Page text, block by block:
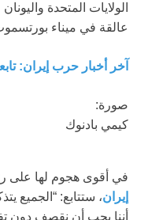
الولايات المتحدة
عالقة في ميناء
آخر أخبار حرب إيران:
صورة:
كيمي بادنوك
في أقوى هجوم لها على
إيران، ستتابع: “الجميع
أننا يجب أن نقصف دون